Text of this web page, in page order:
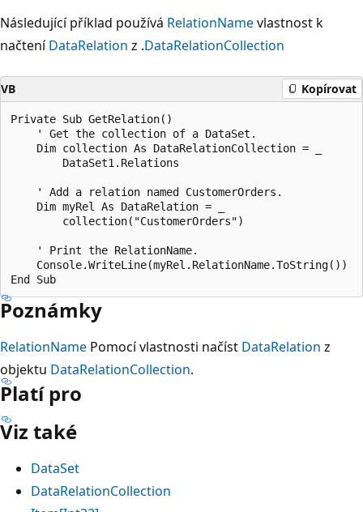
Následující příklad používá RelationNamevlastnost k
načteníDataRelation z .DataRelationCollection
VB Kopírovat
Private Sub GetRelation()
    ' Get the collection of a DataSet.
    Dim collection As DataRelationCollection = _
        DataSet1.Relations
    ' Add a relation named CustomerOrders.
    Dim myRel As DataRelation = _
        collection("CustomerOrders")
    ' Print the RelationName.
    Console.WriteLine(myRel.RelationName.ToString())
Poznámky
RelationName Pomocí vlastnosti načíst DataRelation z
objektu DataRelationCollection.
Platí pro
Viz také
DataSet
DataRelationCollection